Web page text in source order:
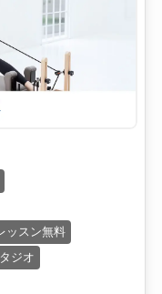
ッスン無料
ジオ